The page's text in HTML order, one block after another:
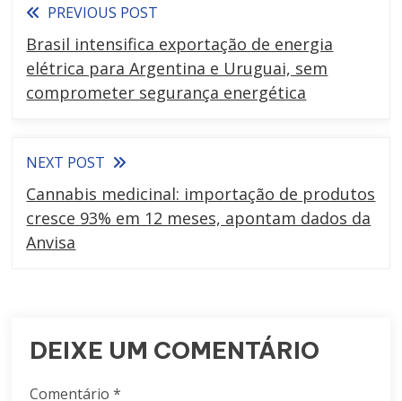
PREVIOUS POST
Brasil intensifica exportação de energia
elétrica para Argentina e Uruguai, sem
comprometer segurança energética
NEXT POST
Cannabis medicinal: importação de produtos
cresce 93% em 12 meses, apontam dados da
Anvisa
DEIXE UM COMENTÁRIO
Comentário*